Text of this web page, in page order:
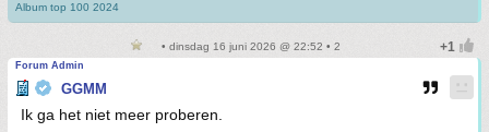
Album top 100 2024
• dinsdag 16 juni 2026 @ 22:52 • 2
Forum Admin
GGMM
Ik ga het niet meer proberen.